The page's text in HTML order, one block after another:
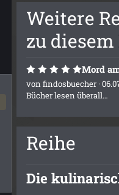
Weitere
zu
Mord
vonfindosbuecher ·
Bücher lesen überall…
Reihe
Die